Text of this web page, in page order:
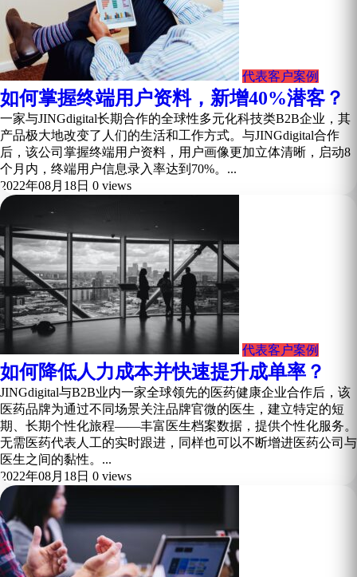
代表客户案例
如何掌握终端用户资料，新增40%潜客？
一家与JINGdigital长期合作的全球性多元化科技类B2B企业，其
产品极大地改变了人们的生活和工作方式。与JINGdigital合作
后，该公司掌握终端用户资料，用户画像更加立体清晰，启动8
个月内，终端用户信息录入率达到70%。...
2022年08月18日 0 views
代表客户案例
如何降低人力成本并快速提升成单率？
JINGdigital与B2B业内一家全球领先的医药健康企业合作后，该
医药品牌为通过不同场景关注品牌官微的医生，建立特定的短
期、长期个性化旅程——丰富医生档案数据，提供个性化服务。
无需医药代表人工的实时跟进，同样也可以不断增进医药公司与
医生之间的黏性。...
2022年08月18日 0 views